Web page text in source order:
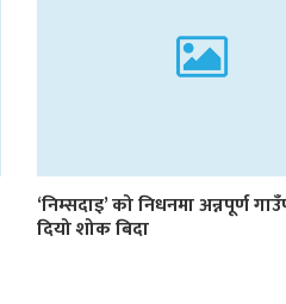
‘निम्सदाइ’ को निधनमा अन्नपूर्ण
दियो शोक बिदा